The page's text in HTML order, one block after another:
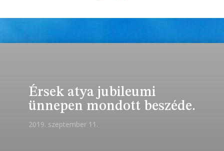
Érsek atya jubileumi
ünnepen mondott beszéde.
2019. szeptember 11.